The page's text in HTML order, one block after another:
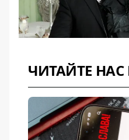
ЧИТАЙТЕ НАС